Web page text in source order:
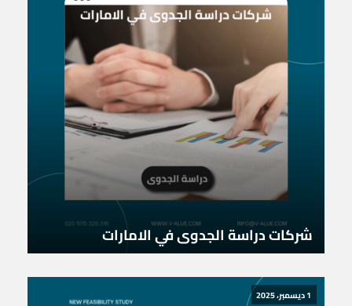
شركات دراسة الجدوى في الامارات
1 ديسمبر، 2025